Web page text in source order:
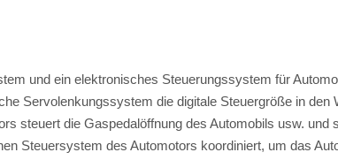
und ein elektronisches Steuerungssystem für
Servolenkungssystem die digitale Steuergröße in
steuert die Gaspedalöffnung des Automobils usw. und
Steuersystem des Automotors koordiniert, um das